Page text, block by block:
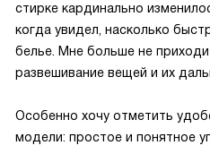
стирке кардинально
когда увидел, насколько
белье. Мне больше не
развешивание вещей и их
Особенно хочу отметить
модели: простое и понятное